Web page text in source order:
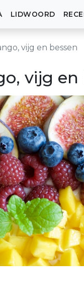
LIDWOORD
vijg en bessen
vijg en